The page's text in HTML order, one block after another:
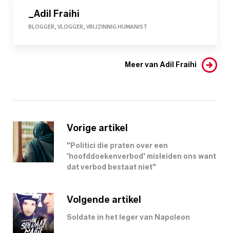
_Adil Fraihi
BLOGGER, VLOGGER, VRIJZINNIG HUMANIST
Meer van Adil Fraihi
Vorige artikel
"Politici die praten over een
'hoofddoeken­verbod' misleiden ons want
dat verbod bestaat niet"
Volgende artikel
Soldate in het leger van Napoleon